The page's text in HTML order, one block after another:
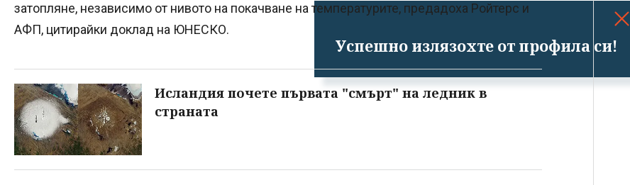
Успешно излязохте от профила си!
затопляне, независимо от нивото на покачване на температурите, предадоха Ройтерс и
АФП, цитирайки доклад на ЮНЕСКО.
Исландия почете първата "смърт" на ледник в
страната